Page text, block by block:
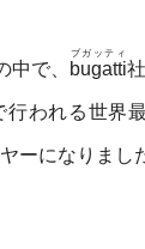
で、 bugatti
ブガッティ
行われる世界
ーになりまし